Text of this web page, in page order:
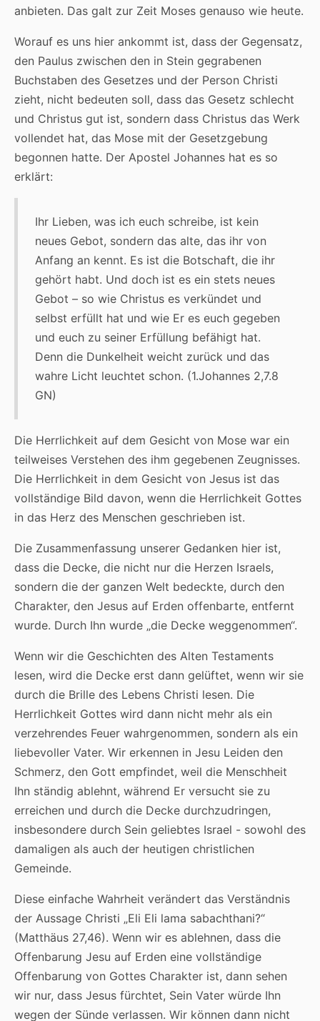
anbieten. Das galt zur Zeit Moses genauso wie heute.
Worauf es uns hier ankommt ist, dass der Gegensatz,
den Paulus zwischen den in Stein gegrabenen
Buchstaben des Gesetzes und der Person Christi
zieht, nicht bedeuten soll, dass das Gesetz schlecht
und Christus gut ist, sondern dass Christus das Werk
vollendet hat, das Mose mit der Gesetzgebung
begonnen hatte. Der Apostel Johannes hat es so
erklärt:
Ihr Lieben, was ich euch schreibe, ist kein
neues Gebot, sondern das alte, das ihr von
Anfang an kennt. Es ist die Botschaft, die ihr
gehört habt. Und doch ist es ein stets neues
Gebot – so wie Christus es verkündet und
selbst erfüllt hat und wie Er es euch gegeben
und euch zu seiner Erfüllung befähigt hat.
Denn die Dunkelheit weicht zurück und das
wahre Licht leuchtet schon. (1.Johannes 2,7.8
GN)
Die Herrlichkeit auf dem Gesicht von Mose war ein
teilweises Verstehen des ihm gegebenen Zeugnisses.
Die Herrlichkeit in dem Gesicht von Jesus ist das
vollständige Bild davon, wenn die Herrlichkeit Gottes
in das Herz des Menschen geschrieben ist.
Die Zusammenfassung unserer Gedanken hier ist,
dass die Decke, die nicht nur die Herzen Israels,
sondern die der ganzen Welt bedeckte, durch den
Charakter, den Jesus auf Erden offenbarte, entfernt
wurde. Durch Ihn wurde „die Decke weggenommen“.
Wenn wir die Geschichten des Alten Testaments
lesen, wird die Decke erst dann gelüftet, wenn wir sie
durch die Brille des Lebens Christi lesen. Die
Herrlichkeit Gottes wird dann nicht mehr als ein
verzehrendes Feuer wahrgenommen, sondern als ein
liebevoller Vater. Wir erkennen in Jesu Leiden den
Schmerz, den Gott empfindet, weil die Menschheit
Ihn ständig ablehnt, während Er versucht sie zu
erreichen und durch die Decke durchzudringen,
insbesondere durch Sein geliebtes Israel - sowohl des
damaligen als auch der heutigen christlichen
Gemeinde.
Diese einfache Wahrheit verändert das Verständnis
der Aussage Christi „Eli Eli lama sabachthani?“
(Matthäus 27,46). Wenn wir es ablehnen, dass die
Offenbarung Jesu auf Erden eine vollständige
Offenbarung von Gottes Charakter ist, dann sehen
wir nur, dass Jesus fürchtet, Sein Vater würde Ihn
wegen der Sünde verlassen. Wir können dann nicht